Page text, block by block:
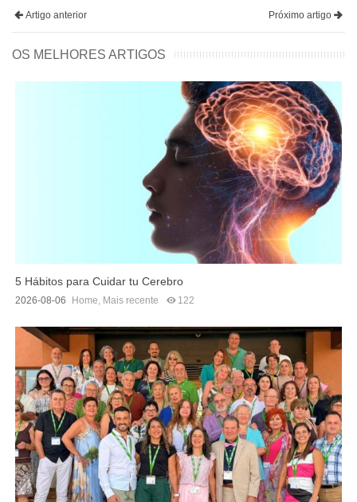
Artigo anterior Próximo artigo
OS MELHORES ARTIGOS
5 Hábitos para Cuidar tu Cerebro
2026-08-06 Home, Mais recente 122